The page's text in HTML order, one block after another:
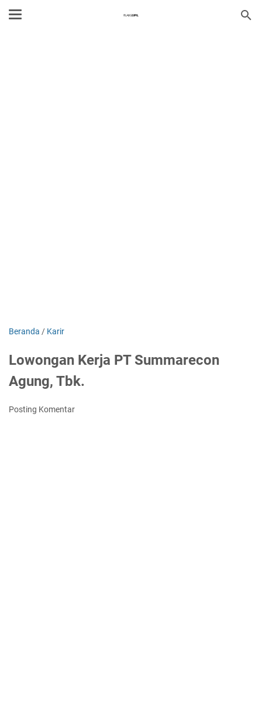
Beranda / Karir
Lowongan Kerja PT Summarecon
Agung, Tbk.
Posting Komentar